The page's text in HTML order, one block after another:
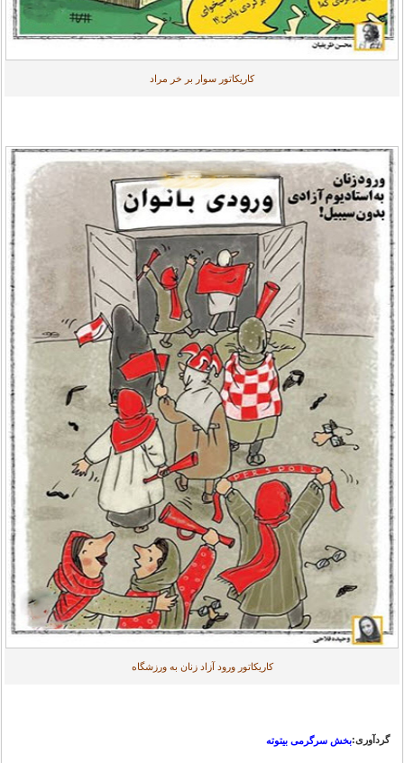
کاریکاتور سوار بر خر مراد
کاریکاتور ورود آزاد زنان به ورزشگاه
گردآوری:بخش سرگرمی بیتوته